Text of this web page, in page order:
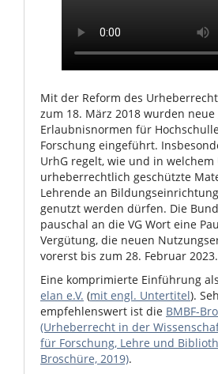
Mit der Reform des
zum 18. März 2018 wurden
Erlaubnisnormen für
Forschung eingeführt.
UrhG regelt, wie und in welchem
urheberrechtlich geschützte
Lehrende an
genutzt werden dürfen. Die
pauschal an die VG Wort eine
Vergütung, die neuen
vorerst bis zum 28. Februar 2023.
Eine komprimierte Einführung
elan e.V. (mit engl. Untertitel).
empfehlenswert ist die BMBF-
(Urheberrecht in der
für Forschung, Lehre und
Broschüre, 2019).